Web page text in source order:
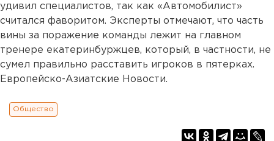
удивил специалистов, так как «Автомобилист»
считался фаворитом. Эксперты отмечают, что часть
вины за поражение команды лежит на главном
тренере екатеринбуржцев, который, в частности, не
сумел правильно расставить игроков в пятерках.
Европейско-Азиатские Новости.
Общество